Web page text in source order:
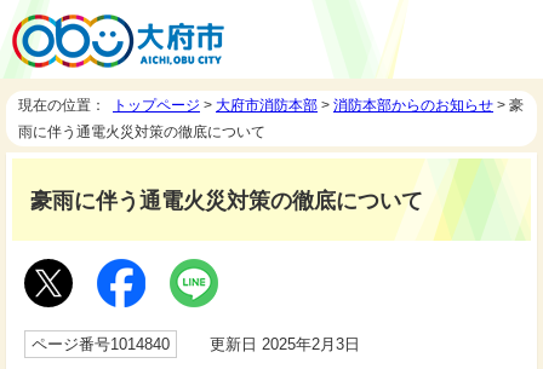
現在の位置： トップページ > 大府市消防本部 > 消防本部からのお知らせ > 豪
雨に伴う通電火災対策の徹底について
豪雨に伴う通電火災対策の徹底について
ページ番号1014840 更新日 2025年2月3日